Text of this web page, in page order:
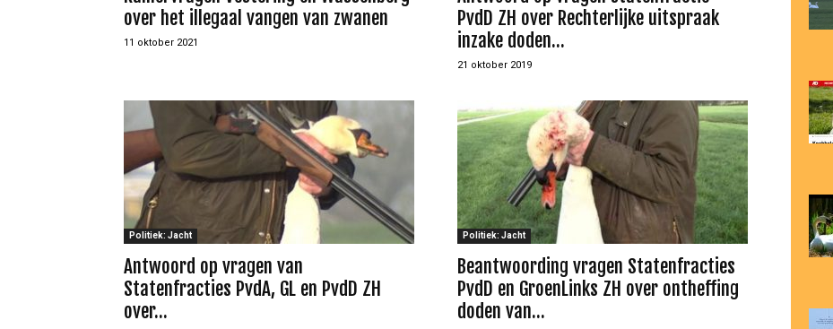
over het illegaal vangen van zwanen
11 oktober 2021
PvdD ZH over Rechterlijke uitspraak
inzake doden...
21 oktober 2019
Politiek: Jacht
Antwoord op vragen van
Statenfracties PvdA, GL en PvdD ZH
over...
Politiek: Jacht
Beantwoording vragen Statenfracties
PvdD en GroenLinks ZH over ontheffing
doden van...